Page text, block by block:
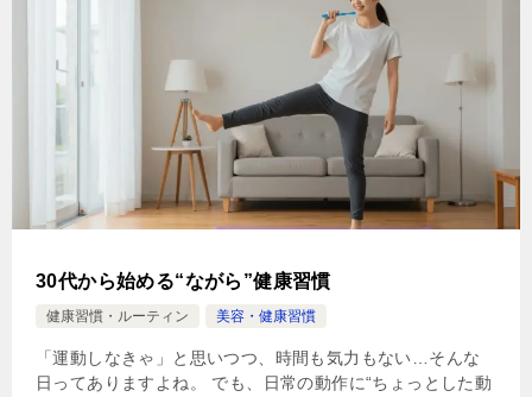
30代から始める“ながら”健康習慣
健康習慣・ルーティン 美容・健康習慣
「運動しなきゃ」と思いつつ、時間も気力もない…そんな
日ってありますよね。 でも、日常の動作に“ちょっとした動